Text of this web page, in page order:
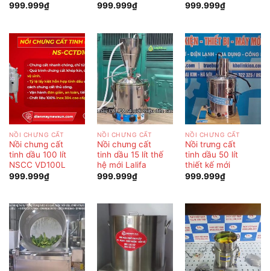
999.999₫
999.999₫
999.999₫
NỒI CHƯNG CẤT
Nồi chưng cất
tinh dầu 100 lít
NSCC VD100L
999.999₫
NỒI CHƯNG CẤT
Nồi chưng cất
tinh dầu 15 lít thế
hệ mới Lalifa
999.999₫
NỒI CHƯNG CẤT
Nồi trưng cất
tinh dầu 50 lít
thiết kế mới
999.999₫